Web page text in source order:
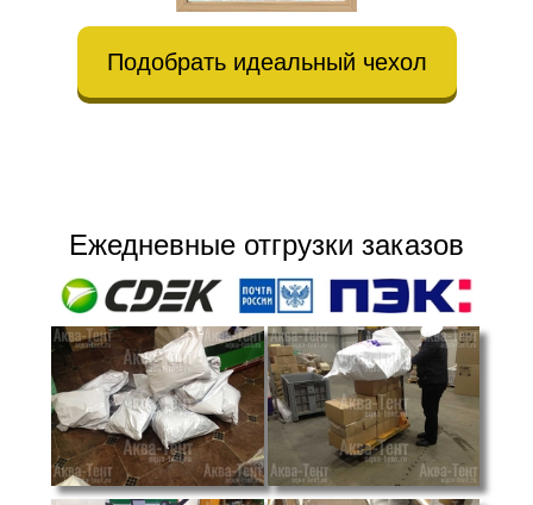
Подобрать идеальный чехол
Ежедневные отгрузки заказов